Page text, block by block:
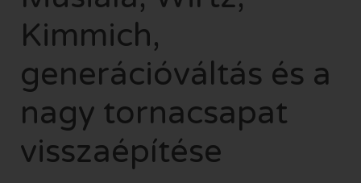
Kimmich,
generációváltás és a
nagy tornacsapat
visszaépítése